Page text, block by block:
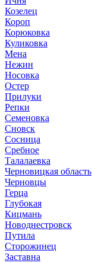
Козелец
Короп
Корюковка
Куликовка
Мена
Нежин
Носовка
Остер
Прилуки
Репки
Семеновка
Сновск
Сосница
Сребное
Талалаевка
Черновицкая область
Черновцы
Герца
Глубокая
Кицмань
Новоднестровск
Путила
Сторожинец
Заставна